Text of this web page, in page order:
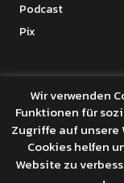
Podcast
Pix
Copyright © 2026
Datenschutz
Powered by WordPress
Theme: Uku von
Wir verwenden
Funktionen für
Zugriffe auf unsere
Cookies helfen
Website zu